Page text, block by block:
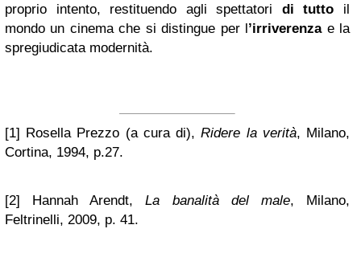
proprio intento, restituendo agli spettatori di tutto il
mondo un cinema che si distingue per l’irriverenza e la
spregiudicata modernità.
[1] Rosella Prezzo (a cura di),Ridere la verità, Milano,
Cortina, 1994, p.27.
[2] Hannah Arendt,La banalità del male, Milano,
Feltrinelli, 2009, p. 41.